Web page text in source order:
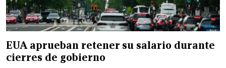
EUA aprueban retener su salario durante
cierres de gobierno